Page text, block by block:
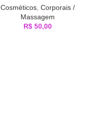
Cosméticos, Corporais /
Massagem
R$50,00